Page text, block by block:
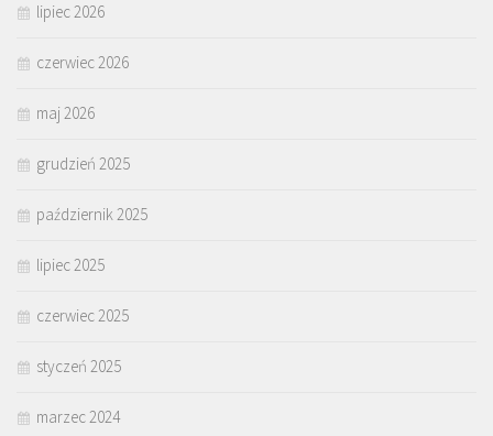
lipiec 2026
czerwiec 2026
maj 2026
grudzień 2025
październik 2025
lipiec 2025
czerwiec 2025
styczeń 2025
marzec 2024